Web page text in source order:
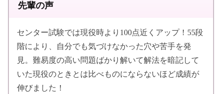
先輩の声
センター試験では現役時より100点近くアップ！55段
階により、自分でも気づけなかった穴や苦手を発
見。難易度の高い問題ばかり解いて解法を暗記して
いた現役のときとは比べものにならないほど成績が
伸びました！